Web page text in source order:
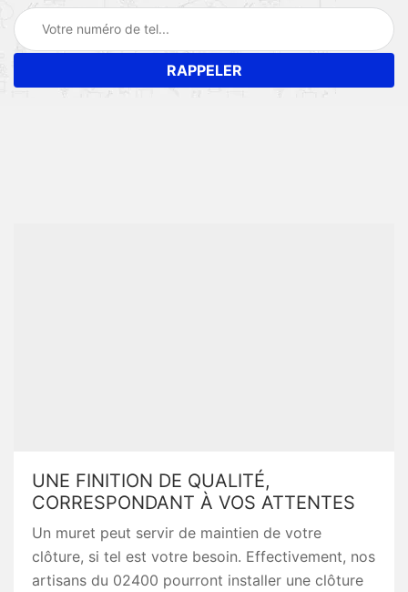
UNE FINITION DE QUALITÉ,
CORRESPONDANT À VOS ATTENTES
Un muret peut servir de maintien de votre
clôture, si tel est votre besoin. Effectivement, nos
artisans du 02400 pourront installer une clôture